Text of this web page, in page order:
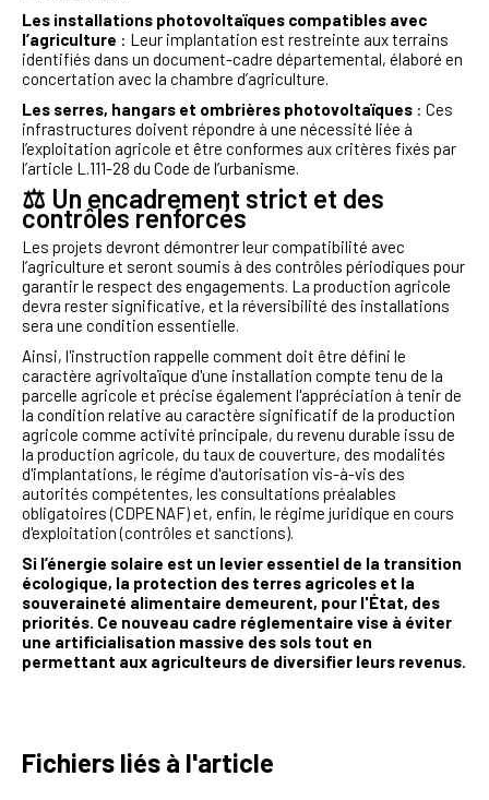
Les installations photovoltaïques compatibles avec
l’agriculture : Leur implantation est restreinte aux terrains
identifiés dans un document-cadre départemental, élaboré en
concertation avec la chambre d’agriculture.
Les serres, hangars et ombrières photovoltaïques : Ces
infrastructures doivent répondre à une nécessité liée à
l’exploitation agricole et être conformes aux critères fixés par
l’article L.111-28 du Code de l’urbanisme.
⚖️ Un encadrement strict et des
contrôles renforcés
Les projets devront démontrer leur compatibilité avec
l’agriculture et seront soumis à des contrôles périodiques pour
garantir le respect des engagements. La production agricole
devra rester significative, et la réversibilité des installations
sera une condition essentielle.
Ainsi, l'instruction rappelle comment doit être défini le
caractère agrivoltaïque d'une installation compte tenu de la
parcelle agricole et précise également l'appréciation à tenir de
la condition relative au caractère significatif de la production
agricole comme activité principale, du revenu durable issu de
la production agricole, du taux de couverture, des modalités
d'implantations, le régime d'autorisation vis-à-vis des
autorités compétentes, les consultations préalables
obligatoires (CDPENAF) et, enfin, le régime juridique en cours
d'exploitation (contrôles et sanctions).
Si l’énergie solaire est un levier essentiel de la transition
écologique, la protection des terres agricoles et la
souveraineté alimentaire demeurent, pour l'État, des
priorités. Ce nouveau cadre réglementaire vise à éviter
une artificialisation massive des sols tout en
permettant aux agriculteurs de diversifier leurs revenus.
Fichiers liés à l'article